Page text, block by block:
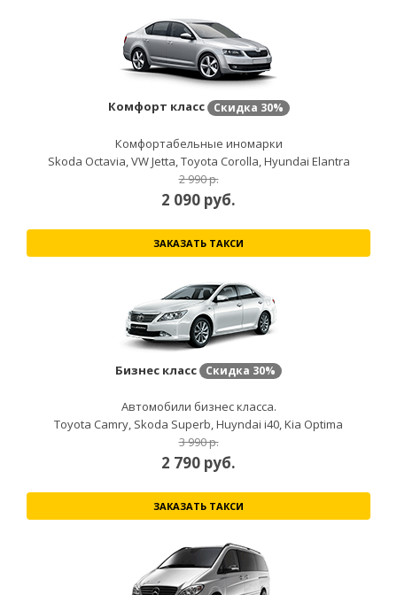
Комфорт класс Скидка 30%
Комфортабельные иномарки
Skoda Octavia, VW Jetta, Toyota Corolla, Hyundai Elantra
2 990 р.
2 090 руб.
ЗАКАЗАТЬ ТАКСИ
Бизнес класс Скидка 30%
Автомобили бизнес класса.
Toyota Camry, Skoda Superb, Huyndai i40, Kia Optima
3 990 р.
2 790 руб.
ЗАКАЗАТЬ ТАКСИ